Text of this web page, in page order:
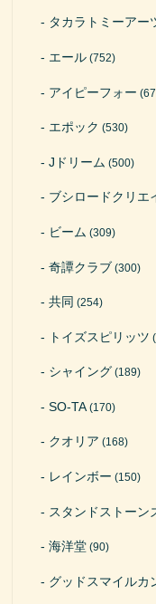
タカラトミーアー
エール (752)
アイピーフォー
エポック (530)
Jドリーム (500)
ブシロードクリエ
ビーム (309)
奇譚クラブ (300)
共同 (254)
トイズスピリッツ
シャイング (189)
SO-TA(170)
クオリア (168)
レインボー (150)
スタンドストーン
海洋堂 (90)
グッドスマイルカ